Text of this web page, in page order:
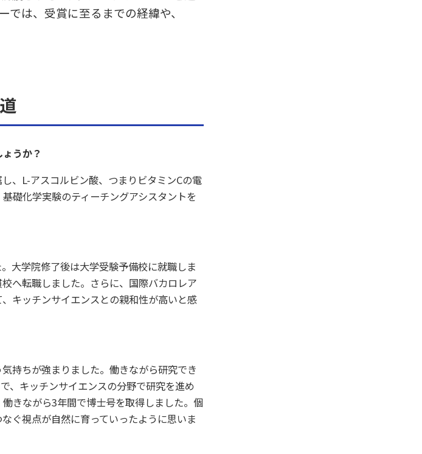
は、受賞に至るまでの経緯や、
うか？
、L-アスコルビン酸、つまりビタミンCの電
礎化学実験のティーチングアシスタントを
大学院修了後は大学受験予備校に就職しま
へ転職しました。さらに、国際バカロレア
キッチンサイエンスとの親和性が高いと感
持ちが強まりました。働きながら研究でき
、キッチンサイエンスの分野で研究を進め
きながら3年間で博士号を取得しました。個
ぐ視点が自然に育っていったように思いま